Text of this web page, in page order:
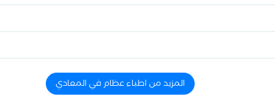
المزيد من اطباء عظام في المعادي